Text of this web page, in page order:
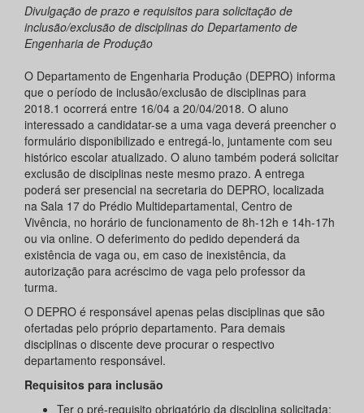
Divulgação de prazo e requisitos para solicitação de
inclusão/exclusão de disciplinas do Departamento de
Engenharia de Produção
O Departamento de Engenharia Produção (DEPRO) informa
que o período de inclusão/exclusão de disciplinas para
2018.1 ocorrerá entre 16/04 a 20/04/2018. O aluno
interessado a candidatar-se a uma vaga deverá preencher o
formulário disponibilizado e entregá-lo, juntamente com seu
histórico escolar atualizado. O aluno também poderá solicitar
exclusão de disciplinas neste mesmo prazo. A entrega
poderá ser presencial na secretaria do DEPRO, localizada
na Sala 17 do Prédio Multidepartamental, Centro de
Vivência, no horário de funcionamento de 8h-12h e 14h-17h
ou via online. O deferimento do pedido dependerá da
existência de vaga ou, em caso de inexistência, da
autorização para acréscimo de vaga pelo professor da
turma.
O DEPRO é responsável apenas pelas disciplinas que são
ofertadas pelo próprio departamento. Para demais
disciplinas o discente deve procurar o respectivo
departamento responsável.
Requisitos para inclusão
Ter o pré-requisito obrigatório da disciplina solicitada;